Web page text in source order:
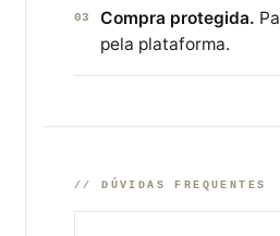
03 Compra protegida.
pela plataforma.
// DÚVIDAS FREQUENTES